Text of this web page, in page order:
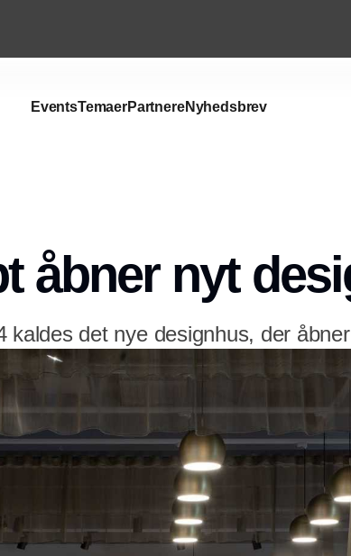
EventsTemaerPartnereNyhedsbrev
åbner nyt
kaldes det nye designhus, der